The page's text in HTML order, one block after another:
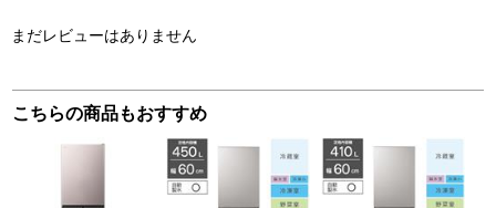
まだレビューはありません
こちらの商品もおすすめ